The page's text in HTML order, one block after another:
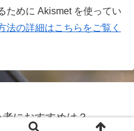
ために Akismet を使ってい
法の詳細はこちらをご覧く
におすすめは？